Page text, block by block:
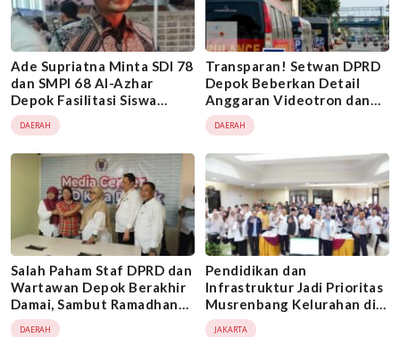
Ade Supriatna Minta SDI 78
dan SMPI 68 Al-Azhar
Depok Fasilitasi Siswa
Kurang Mampu
DAERAH
Transparan! Setwan DPRD
Depok Beberkan Detail
Anggaran Videotron dan
Pamdal 2026
DAERAH
Salah Paham Staf DPRD dan
Wartawan Depok Berakhir
Damai, Sambut Ramadhan
dengan Saling Memaafkan
DAERAH
Pendidikan dan
Infrastruktur Jadi Prioritas
Musrenbang Kelurahan di
Jakarta Timur Tahun 2026
JAKARTA